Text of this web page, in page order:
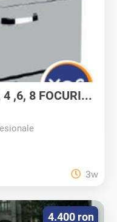
,6, 8 FOCURI...
3w
4.400 ron